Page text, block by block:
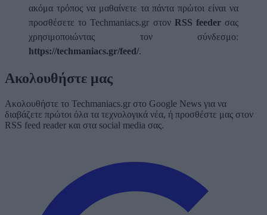
ακόμα τρόπος να μαθαίνετε τα πάντα πρώτοι είναι να
προσθέσετε το Techmaniacs.gr στον RSS feederσας
χρησιμοποιώντας τον σύνδεσμο:
https://techmaniacs.gr/feed/.
Ακολουθήστε μας
Ακολουθήστε το Techmaniacs.gr στο Google News για να
διαβάζετε πρώτοι όλα τα τεχνολογικά νέα, ή προσθέστε μας στον
RSS feed reader και στα social media σας.